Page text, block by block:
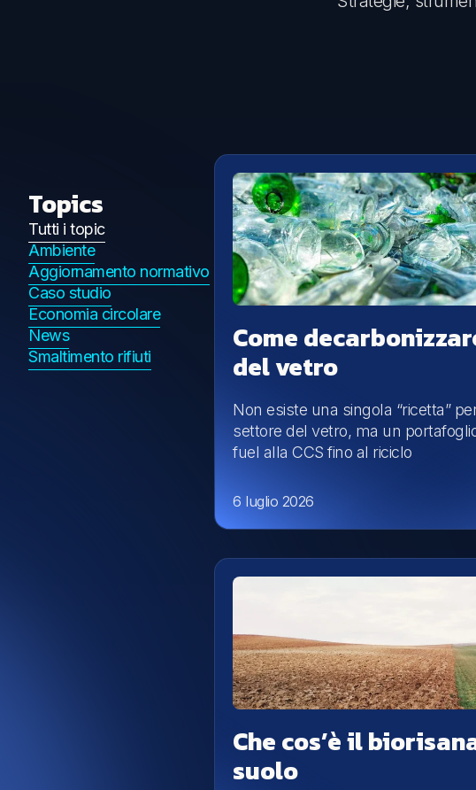
Topics
Tutti i topic
Ambiente
Aggiornamento normativo
Caso studio
Economia circolare
News
Smaltimento rifiuti
Come
del vetro
Non esiste una singola “ricetta”
settore del vetro, ma un
fuel alla CCS fino al riciclo
6 luglio 2026
Che cos’è il
suolo